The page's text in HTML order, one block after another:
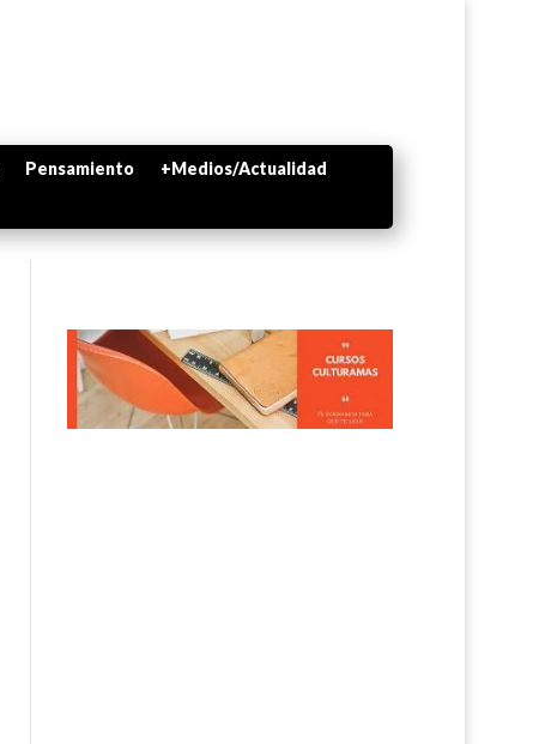
Pensamiento
+Medios/Actualidad